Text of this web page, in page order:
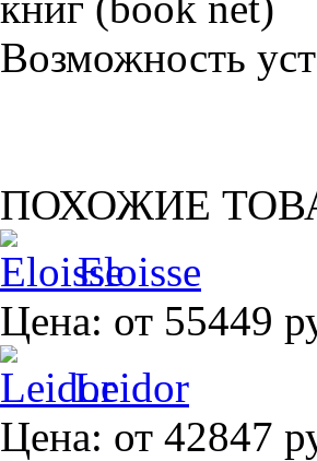
Возможность
ПОХОЖИЕ
Eloisse
Цена: от 55449
Leidor
Цена: от 42847